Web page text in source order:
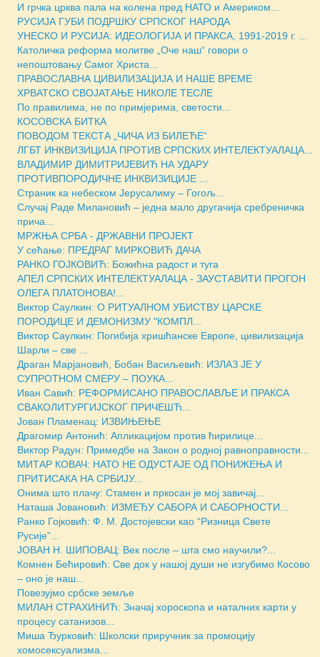
И грчка црква пала на колена пред НАТО и Америком...
РУСИЈА ГУБИ ПОДРШКУ СРПСКОГ НАРОДА
УНЕСКО И РУСИЈА: ИДЕОЛОГИЈА И ПРАКСА, 1991-2019 г. ...
Католичка реформа молитве „Оче наш“ говори о
непоштовању Самог Христа...
ПРАВОСЛАВНА ЦИВИЛИЗАЦИЈА И НАШЕ ВРЕМЕ
ХРВАТСКО СВОЈАТАЊЕ НИКОЛЕ ТЕСЛЕ
По правилима, не по примјерима, светости...
КОСОВСКА БИТКА
ПОВОДОМ ТЕКСТА „ЧИЧА ИЗ БИЛЕЋЕ“
ЛГБТ ИНКВИЗИЦИЈА ПРОТИВ СРПСКИХ ИНТЕЛЕКТУАЛАЦА...
ВЛАДИМИР ДИМИТРИЈЕВИЋ НА УДАРУ
ПРОТИВПОРОДИЧНЕ ИНКВИЗИЦИЈЕ ...
Страник ка небеском Јерусалиму – Гогољ...
Случај Раде Милановић – једна мало другачија сребреничка
прича...
МРЖЊА СРБА - ДРЖАВНИ ПРОЈЕКТ
У сећање: ПРЕДРАГ МИРКОВИЋ ДАЧА
РАНКО ГОЈКОВИЋ: Божићна радост и туга
АПЕЛ СРПСКИХ ИНТЕЛЕКТУАЛАЦА - ЗАУСТАВИТИ ПРОГОН
ОЛЕГА ПЛАТОНОВА!...
Виктор Саулкин: О РИТУАЛНОМ УБИСТВУ ЦАРСКЕ
ПОРОДИЦЕ И ДЕМОНИЗМУ "КОМПЛ...
Виктор Саулкин: Погибија хришћанске Европе, цивилизација
Шарли – све ...
Драган Марјановић, Бобан Васиљевић: ИЗЛАЗ ЈЕ У
СУПРОТНОМ СМЕРУ – ПОУКА...
Иван Савић: РЕФОРМИСАНО ПРАВОСЛАВЉЕ И ПРАКСА
СВАКОЛИТУРГИЈСКОГ ПРИЧЕШЋ...
Јован Пламенац: ИЗВИЊЕЊЕ
Драгомир Антонић: Апликацијом против ћирилице...
Виктор Радун: Примедбе на Закон о родној равноправности...
МИТАР КОВАЧ: НАТО НЕ ОДУСТАЈЕ ОД ПОНИЖЕЊА И
ПРИТИСАКА НА СРБИЈУ...
Онима што плачу: Стамен и пркосан је мој завичај...
Наташа Јовановић: ИЗМЕЂУ САБОРА И САБОРНОСТИ...
Ранко Гојковић: Ф. М. Достојевски као “Ризница Свете
Русије”...
ЈОВАН Н. ШИПОВАЦ: Век после – шта смо научили?...
Комнен Бећировић: Све док у нашој души не изгубимо Косово
– оно је наш...
Повезујмо србске земље
МИЛАН СТРАХИНИЋ: Значај хороскопа и наталних карти у
процесу сатанизов...
Миша Ђурковић: Школски приручник за промоцију
хомосексуализма...